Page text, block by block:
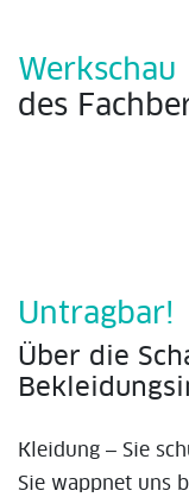
Werkschau
des
Untragbar!
Über die
Kleidung ‒ Sie
Sie wappnet uns